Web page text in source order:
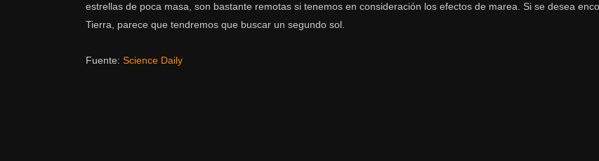
estrellas de poca masa, son bastante remotas si tenemos en consideración los efectos de marea. Si se desea
Tierra, parece que tendremos que buscar un segundo sol.
Fuente: Science Daily